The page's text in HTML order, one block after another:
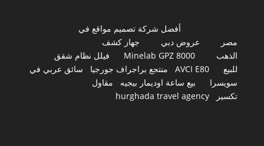
أفضل شركة تصميم مواقع في
مصر
عروض دبي
جهاز كشف
الذهب
Minelab GPZ 8000
فيلل نظام شقق
للبيع
AVCI E80 منتجع براجراف جورجيا
سائق عربي في
سويسرا
بيع ساعة اوديمار بيجيه
مقاول
تكسير
hurghada travel agency